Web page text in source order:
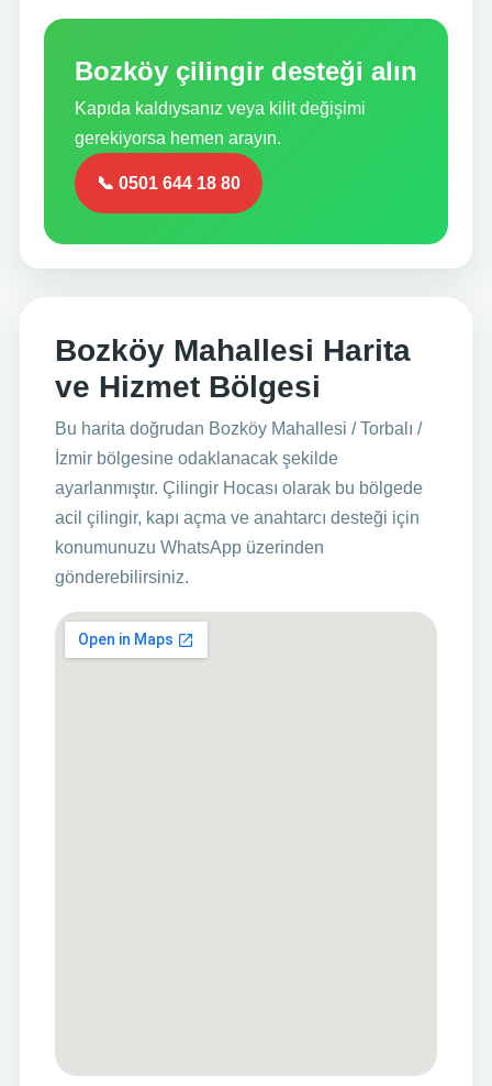
Bozköy çilingir desteği alın
Kapıda kaldıysanız veya kilit değişimi
gerekiyorsa hemen arayın.
📞 0501 644 18 80
Bozköy Mahallesi Harita
ve Hizmet Bölgesi
Bu harita doğrudan Bozköy Mahallesi / Torbalı /
İzmir bölgesine odaklanacak şekilde
ayarlanmıştır. Çilingir Hocası olarak bu bölgede
acil çilingir, kapı açma ve anahtarcı desteği için
konumunuzu WhatsApp üzerinden
gönderebilirsiniz.